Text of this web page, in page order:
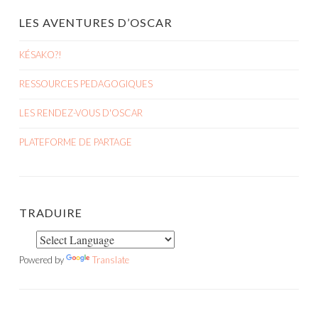
LES AVENTURES D’OSCAR
KÉSAKO?!
RESSOURCES PEDAGOGIQUES
LES RENDEZ-VOUS D'OSCAR
PLATEFORME DE PARTAGE
TRADUIRE
Powered by Translate